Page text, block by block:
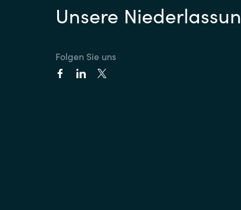
Unsere
Folgen Sie uns